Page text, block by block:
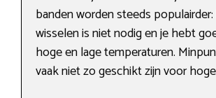
banden worden steeds
wisselen is niet nodig en je hebt
hoge en lage temperaturen.
vaak niet zo geschikt zijn voor